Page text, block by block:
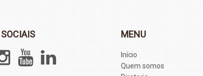
MENU
Início
Quem somos